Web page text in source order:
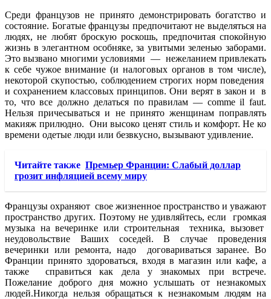
Среди французов не принято демонстрировать богатство и
состояние. Богатые французы предпочитают не выделяться на
людях, не любят броскую роскошь, предпочитая спокойную
жизнь в элегантном особняке, за увитыми зеленью заборами.
Это вызвано многими условиями — нежеланием привлекать
к себе чужое внимание (и налоговых органов в том числе),
некоторой скупостью, соблюдением строгих норм поведения
и сохранением классовых принципов. Они верят в закон и в
то, что все должно делаться по правилам — comme il faut.
Нельзя причесываться и не принято женщинам поправлять
макияж прилюдно. Они высоко ценят стиль и комфорт. Не ко
времени одетые люди или безвкусно, вызывают удивление.
Читайте также Премьер Франции: Слабый доллар
грозит инфляцией всему миру
Французы охраняют свое жизненное пространство и уважают
пространство других. Поэтому не удивляйтесь, если громкая
музыка на вечеринке или строительная техника, вызовет
неудовольствие Ваших соседей. В случае проведения
вечеринки или ремонта, надо договариваться заранее. Во
Франции принято здороваться, входя в магазин или кафе, а
также справиться как дела у знакомых при встрече.
Пожелание доброго дня можно услышать от незнакомых
людей.Никогда нельзя обращаться к незнакомым людям на